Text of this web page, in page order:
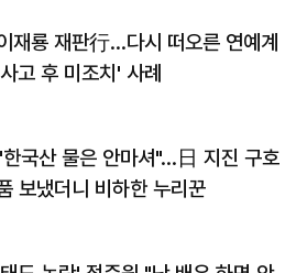
재룡 재판行…다시 떠오른 연예계
고 후 미조치' 사례
국산 물은 안마셔"…日 지진 구호
보냈더니 비하한 누리꾼